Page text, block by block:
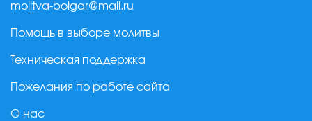
molitva-bolgar@mail.ru
Помощь в выборе молитвы
Техническая поддержка
Пожелания по работе сайта
О нас